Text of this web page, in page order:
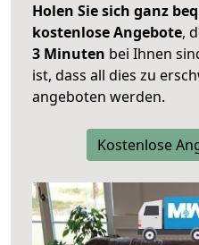
Holen Sie sich ganz
kostenlose Angebote,
3 Minuten bei Ihnen
ist, dass all dies zu
angeboten werden.
Kostenlose